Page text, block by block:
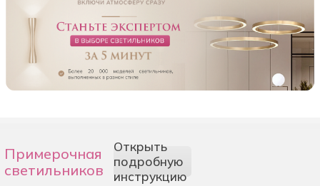
Примерочная
светильников
Открыть
подробную
инструкцию